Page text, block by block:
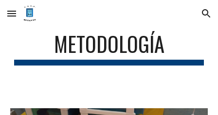
Skip to main content Skip to navigation
METODOLOGÍA